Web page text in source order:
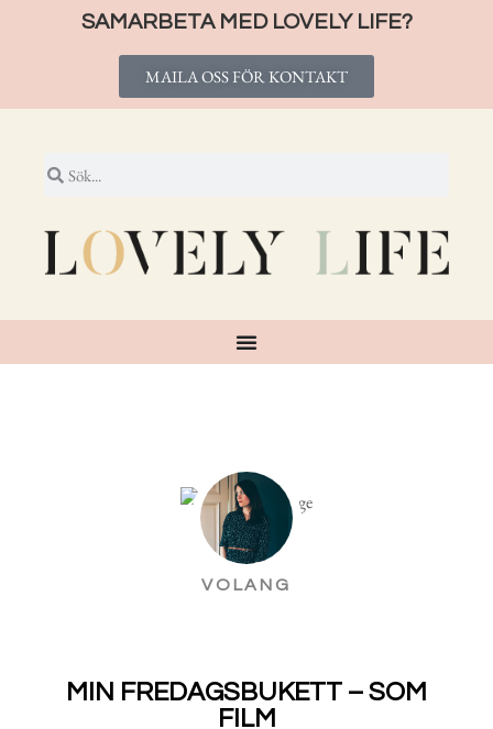
SAMARBETA MED LOVELY LIFE?
MAILA OSS FÖR KONTAKT
VOLANG
MIN FREDAGSBUKETT – SOM
FILM